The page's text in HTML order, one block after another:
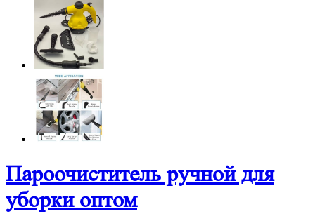
Пароочиститель ручной для
уборки оптом